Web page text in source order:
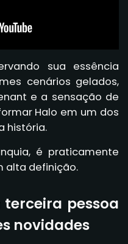
sua essência
cenários gelados,
e a sensação de
Halo em um dos
história.
é praticamente
alta definição.
pessoa
novidades